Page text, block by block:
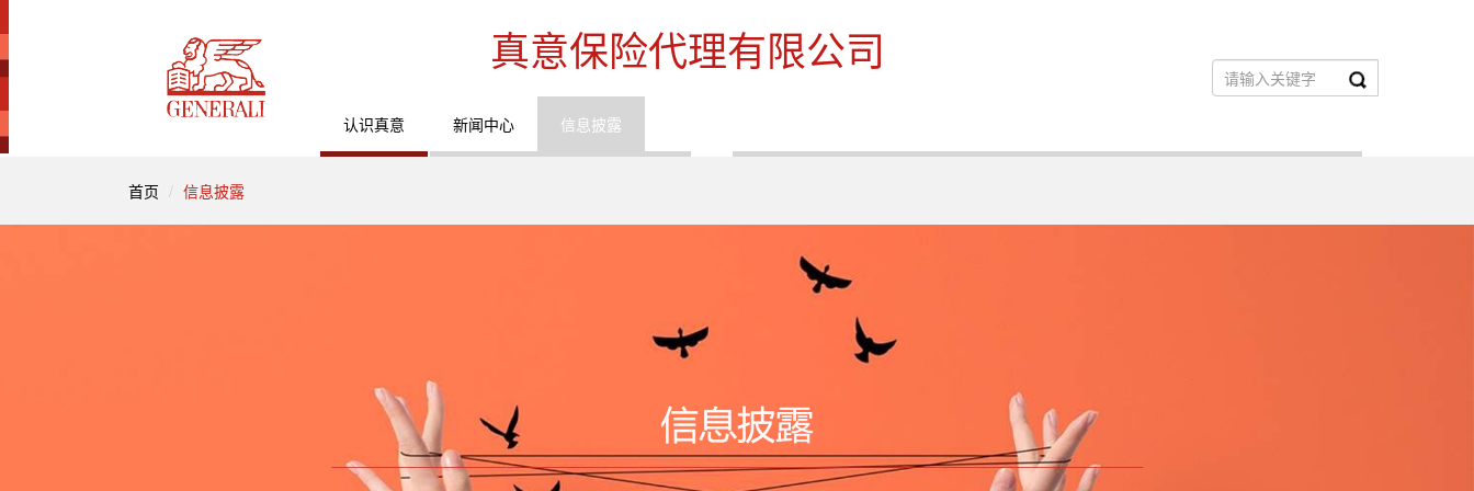
真意保险代理有限公司
认识真意 新闻中心 信息披露
首页 信息披露